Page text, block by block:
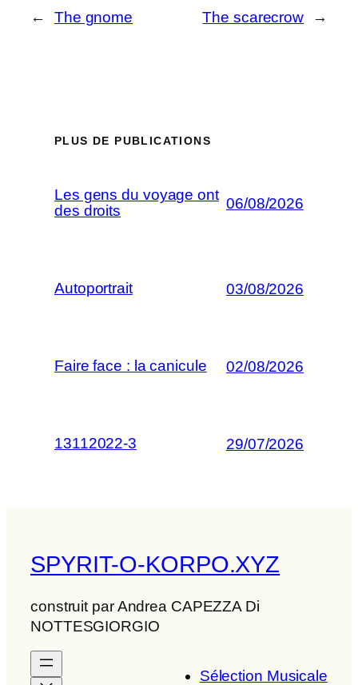
← The gnome The scarecrow →
PLUS DE PUBLICATIONS
Les gens du voyage ont
des droits
06/08/2026
Autoportrait 03/08/2026
Faire face : la canicule 02/08/2026
13112022-3 29/07/2026
SPYRIT-O-KORPO.XYZ
construit par Andrea CAPEZZA Di
NOTTESGIORGIO
Sélection Musicale